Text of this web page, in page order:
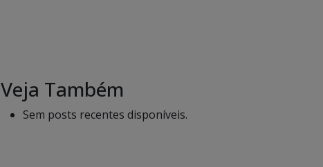
Veja Também
Sem posts recentes disponíveis.